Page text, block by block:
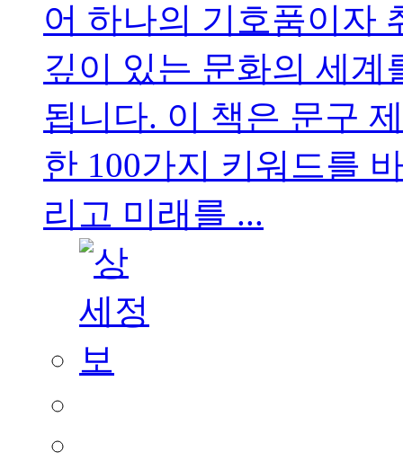
어 하나의 기호품이자
깊이 있는 문화의 세
됩니다. 이 책은 문구
한 100가지 키워드를
리고 미래를 ...